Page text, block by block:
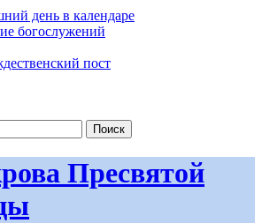
день в календаре
богослужений
пост
Пресвятой